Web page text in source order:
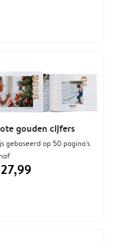
gouden cijfers
gebaseerd op 50 pagina's